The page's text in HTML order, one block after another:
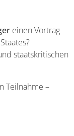
einen Vortrag
staatskritischen
Teilnahme –